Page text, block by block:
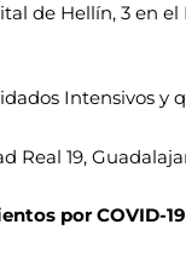
de Hellín, 3 en
Intensivos y
Real 19,
por COVID-